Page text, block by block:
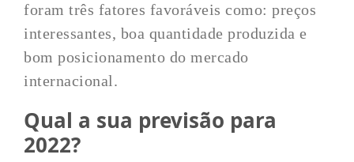
foram três fatores favoráveis como: preços
interessantes, boa quantidade produzida e
bom posicionamento do mercado
internacional.
Qual a sua previsão para
2022?